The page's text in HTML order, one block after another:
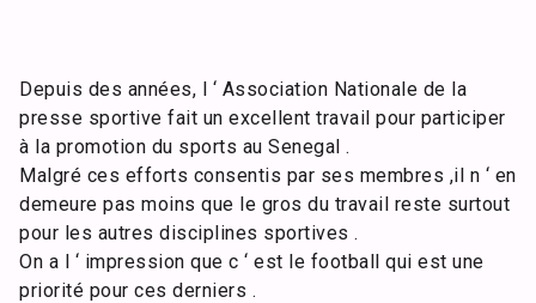
Depuis des années, l ‘ Association Nationale de la
presse sportive fait un excellent travail pour participer
à la promotion du sports au Senegal .
Malgré ces efforts consentis par ses membres ,il n ‘ en
demeure pas moins que le gros du travail reste surtout
pour les autres disciplines sportives .
On a l ‘ impression que c ‘ est le football qui est une
priorité pour ces derniers .